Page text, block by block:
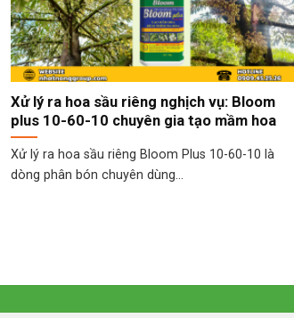
Xử lý ra hoa sầu riêng nghịch vụ: Bloom
plus 10-60-10 chuyên gia tạo mầm hoa
Xử lý ra hoa sầu riêng Bloom Plus 10-60-10 là
dòng phân bón chuyên dùng...